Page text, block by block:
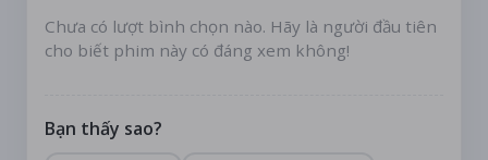
Chưa có lượt bình chọn nào. Hãy là người đầu tiên
cho biết phim này có đáng xem không!
Bạn thấy sao?